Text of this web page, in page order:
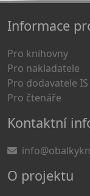
Informace
Pro knihovny
Pro nakladatele
Pro dodavatele IS
Pro čtenáře
Kontaktní
O projektu